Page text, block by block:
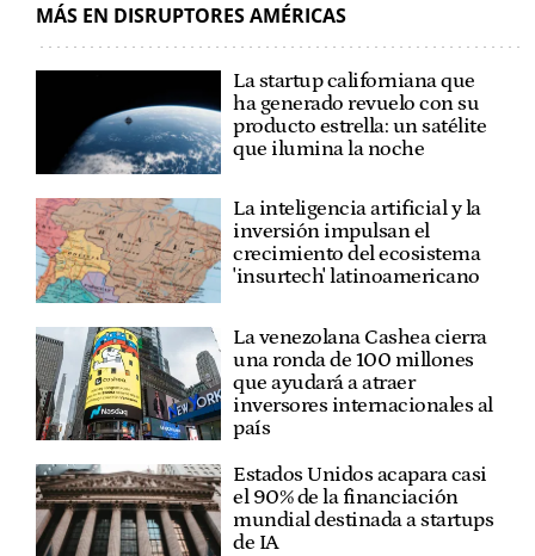
MÁS EN DISRUPTORES AMÉRICAS
La startup californiana que
ha generado revuelo con su
producto estrella: un satélite
que ilumina la noche
La inteligencia artificial y la
inversión impulsan el
crecimiento del ecosistema
'insurtech' latinoamericano
La venezolana Cashea cierra
una ronda de 100 millones
que ayudará a atraer
inversores internacionales al
país
Estados Unidos acapara casi
el 90% de la financiación
mundial destinada a startups
de IA